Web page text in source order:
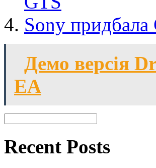
Sony придбала
Демо версія
ЕА
Recent Posts